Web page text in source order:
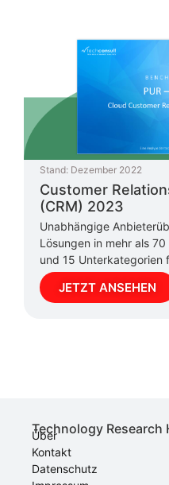
Stand: Dezember 2022
Customer
(CRM) 2023
Unabhängige
Lösungen in mehr als
und 15 Unterkategorien
JETZT ANSEHEN
Technology Research
Über
Kontakt
Datenschutz